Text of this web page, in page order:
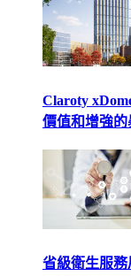
Claroty
價值和增強的
省級衛生服